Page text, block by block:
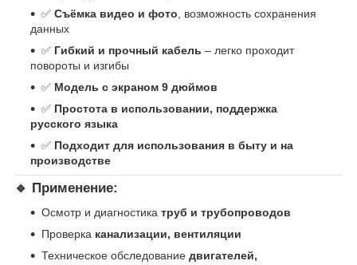
✅ Съёмка видео и фото, возможность сохранения
данных
✅ Гибкий и прочный кабель – легко проходит
повороты и изгибы
✅ Модель с экраном 9 дюймов
✅ Простота в использовании, поддержка
русского языка
✅ Подходит для использования в быту и на
производстве
🔹 Применение:
Осмотр и диагностика труб и трубопроводов
Проверка канализации, вентиляции
Техническое обследование двигателей,